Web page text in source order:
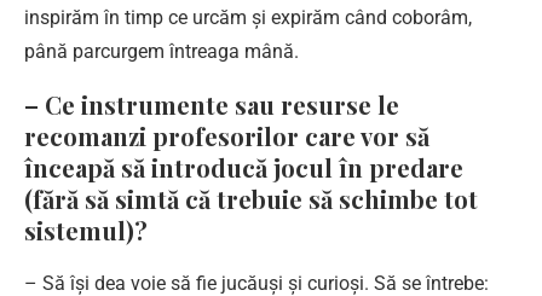
inspirăm în timp ce urcăm și expirăm când coborâm,
până parcurgem întreaga mână.
– Ce instrumente sau resurse le
recomanzi profesorilor care vor să
înceapă să introducă jocul în predare
(fără să simtă că trebuie să schimbe tot
sistemul)?
– Să își dea voie să fie jucăuși și curioși. Să se întrebe: